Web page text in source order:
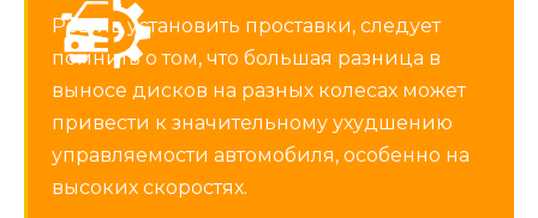
Решив установить проставки, следует
помнить о том, что большая разница в
выносе дисков на разных колесах может
привести к значительному ухудшению
управляемости автомобиля, особенно на
высоких скоростях.